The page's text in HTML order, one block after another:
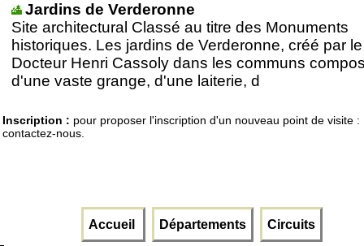
Jardins de Verderonne
Site architectural Classé au titre des Monuments
historiques. Les jardins de Verderonne, créé par le
Docteur Henri Cassoly dans les communs
d'une vaste grange, d'une laiterie, d
Inscription : pour proposer l'inscription d'un nouveau point de visite :
contactez-nous.
Accueil Départements Circuits